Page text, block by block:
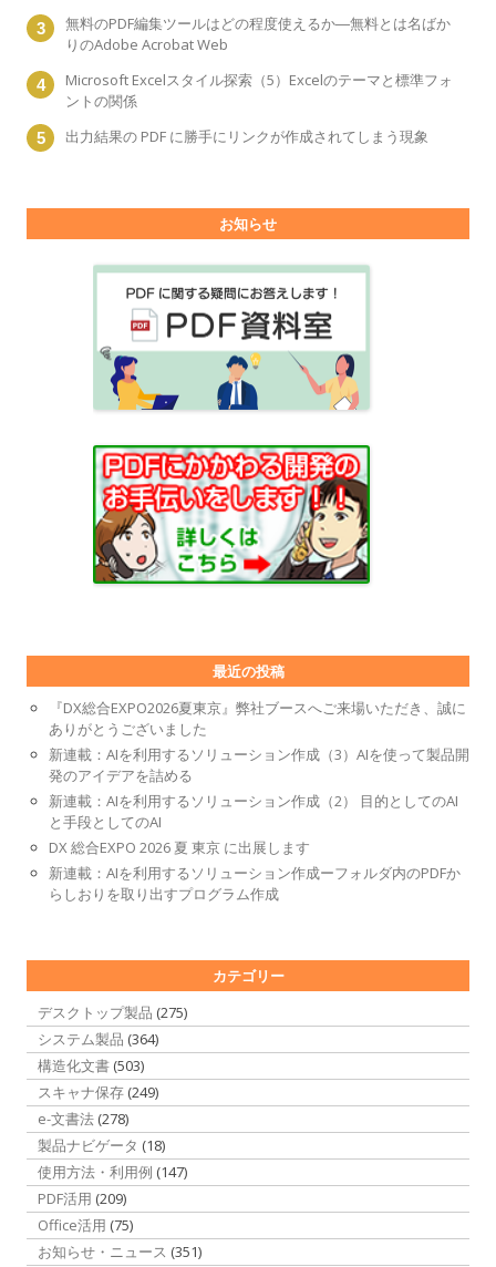
無料のPDF編集ツールはどの程度使えるか―無料とは名ばか
りのAdobe Acrobat Web
Microsoft Excelスタイル探索（5）Excelのテーマと標準フォ
ントの関係
出力結果の PDF に勝手にリンクが作成されてしまう現象
お知らせ
最近の投稿
『DX総合EXPO2026夏東京』弊社ブースへご来場いただき、誠に
ありがとうございました
新連載：AIを利用するソリューション作成（3）AIを使って製品開
発のアイデアを詰める
新連載：AIを利用するソリューション作成（2） 目的としてのAI
と手段としてのAI
DX 総合EXPO 2026 夏 東京 に出展します
新連載：AIを利用するソリューション作成ーフォルダ内のPDFか
らしおりを取り出すプログラム作成
カテゴリー
デスクトップ製品 (275)
システム製品 (364)
構造化文書 (503)
スキャナ保存 (249)
e-文書法 (278)
製品ナビゲータ (18)
使用方法・利用例 (147)
PDF活用 (209)
Office活用 (75)
お知らせ・ニュース (351)